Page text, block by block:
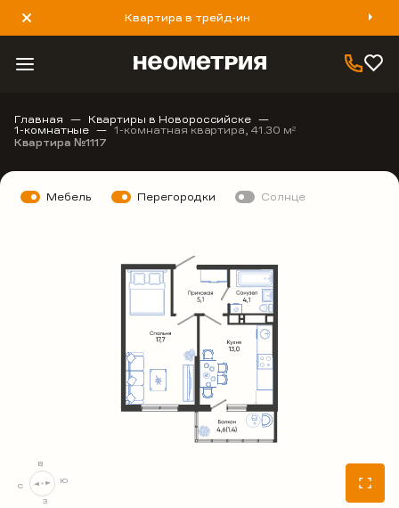
Квартира в трейд-ин
8 800 777 40 93
Главная Квартиры в Новороссийске
1-комнатные 1-комнатная квартира, 41.30 м2
Квартира №1117
Мебель Перегородки Солнце
С
В
Ю
З